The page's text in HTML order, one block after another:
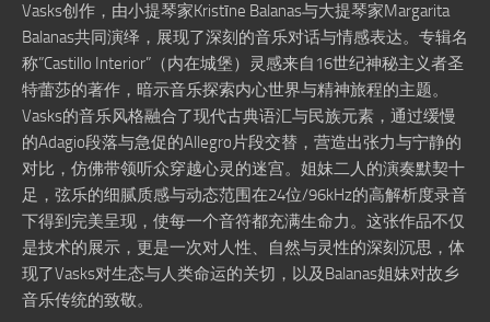
Vasks创作，由小提琴家Kristīne Balanas与大提琴家Margarita
Balanas共同演绎，展现了深刻的音乐对话与情感表达。专辑名
称”Castillo Interior”（内在城堡）灵感来自16世纪神秘主义者圣
特蕾莎的著作，暗示音乐探索内心世界与精神旅程的主题。
Vasks的音乐风格融合了现代古典语汇与民族元素，通过缓慢
的Adagio段落与急促的Allegro片段交替，营造出张力与宁静的
对比，仿佛带领听众穿越心灵的迷宫。姐妹二人的演奏默契十
足，弦乐的细腻质感与动态范围在24位/96kHz的高解析度录音
下得到完美呈现，使每一个音符都充满生命力。这张作品不仅
是技术的展示，更是一次对人性、自然与灵性的深刻沉思，体
现了Vasks对生态与人类命运的关切，以及Balanas姐妹对故乡
音乐传统的致敬。